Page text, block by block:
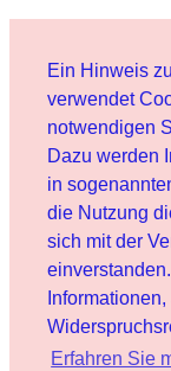
Ein Hinweis
verwendet
notwendigen
Dazu werden
in
die Nutzung
sich mit der
Erfahren Sie